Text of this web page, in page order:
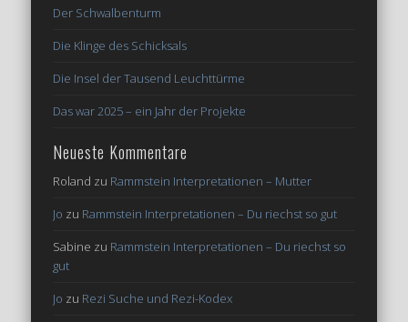
Der Schwalbenturm
Die Klinge des Schicksals
Die Insel der Tausend Leuchttürme
Das war 2025 – ein Jahr der Projekte
Neueste Kommentare
Roland zu Rammstein Interpretationen – Mutter
Jo zu Rammstein Interpretationen – Du riechst so gut
Sabine zu Rammstein Interpretationen – Du riechst so
gut
Jo zu Rezi Suche und Rezi-Kodex